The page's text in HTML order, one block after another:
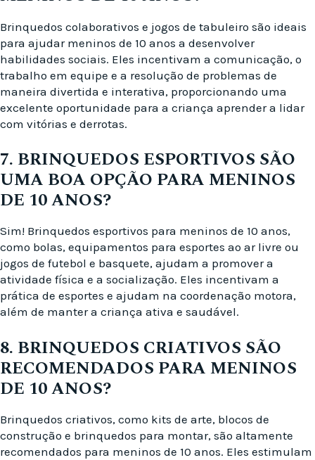
Brinquedos colaborativos e jogos de tabuleiro são ideais
para ajudar meninos de 10 anos a desenvolver
habilidades sociais. Eles incentivam a comunicação, o
trabalho em equipe e a resolução de problemas de
maneira divertida e interativa, proporcionando uma
excelente oportunidade para a criança aprender a lidar
com vitórias e derrotas.
7. BRINQUEDOS ESPORTIVOS SÃO
UMA BOA OPÇÃO PARA MENINOS
DE 10 ANOS?
Sim! Brinquedos esportivos para meninos de 10 anos,
como bolas, equipamentos para esportes ao ar livre ou
jogos de futebol e basquete, ajudam a promover a
atividade física e a socialização. Eles incentivam a
prática de esportes e ajudam na coordenação motora,
além de manter a criança ativa e saudável.
8. BRINQUEDOS CRIATIVOS SÃO
RECOMENDADOS PARA MENINOS
DE 10 ANOS?
Brinquedos criativos, como kits de arte, blocos de
construção e brinquedos para montar, são altamente
recomendados para meninos de 10 anos. Eles estimulam